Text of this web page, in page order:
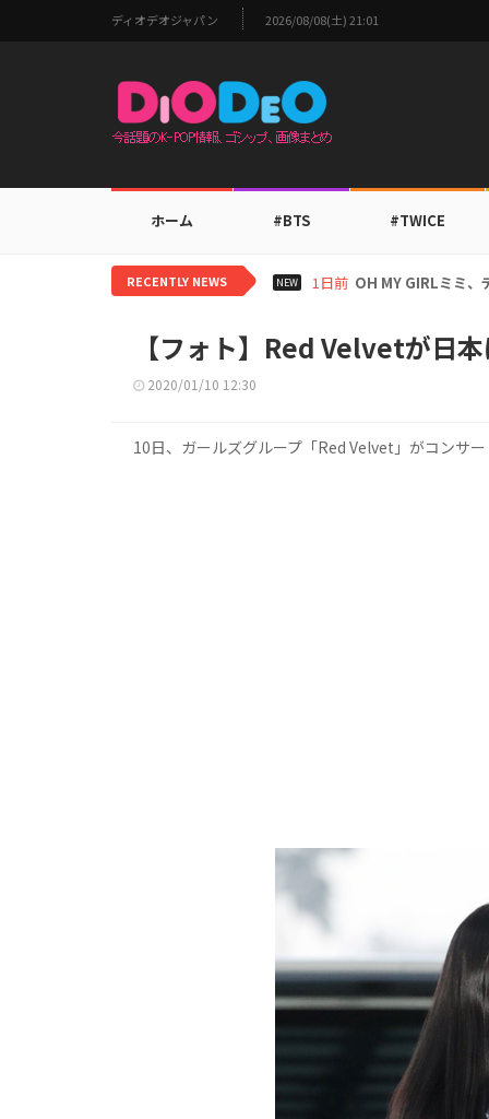
ディオデオジャパン 2026/08/08(土) 21:01
ホーム #BTS #TWICE
RECENTLY NEWS NEW 1日前 BTS V、ワールドカ
【フォト】Red Velvetが日
2020/01/10 12:30
10日、ガールズグループ「Red Velvet」がコンサ